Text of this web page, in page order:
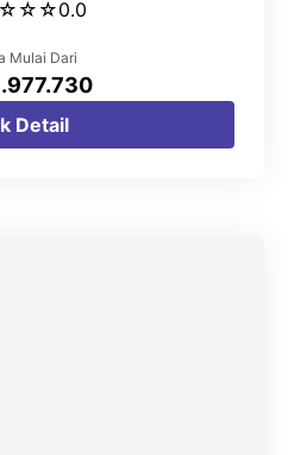
☆ ☆ ☆0.0
Mulai Dari
Detail